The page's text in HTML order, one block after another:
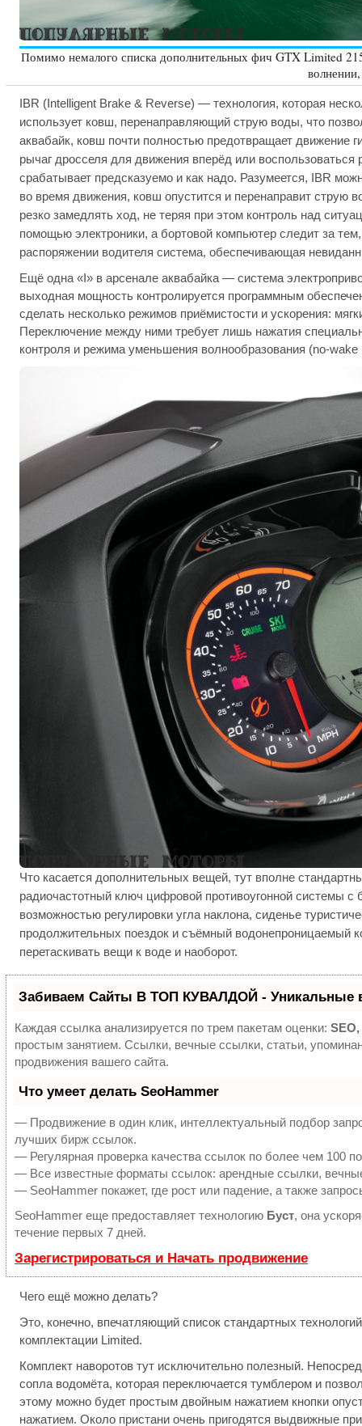
Помимо немалого списка дополнительных фич GTX Limited
IBR (Intelligent Brake & Reverse) — технология, которая
использует ковш, перенаправляющий струю воды, что
аквабайк, ковш почти полностью предотвращает движение
рычаг дросселя для движения вперёд или
срабатывает предсказуемо и как надо. Разумеется, IBR
во время движения, ковш опустится и перенаправит струю
резко замедлять ход, не теряя при этом контроль над
помощью электроники, а бортовой компьютер следит за
распоряжении водителя система, обеспечивающая
Ещё одна «I» в арсенале аквабайка — система
выходная мощность контролируется программным
сделать несколько режимов приёмистости и ускорения:
Переключение между ними требует лишь нажатия
контроля и режима уменьшения волнообразования (no-
Что касается дополнительных вещей, тут вполне
радиочастотный ключ цифровой противоугонной системы
возможностью регулировки угла наклона, сиденье
продолжительных поездок и съёмный водонепроницаемый
перетаскивать вещи к воде и наоборот.
Забиваем Сайты В ТОП КУВАЛДОЙ - Уникальные
Каждая ссылка анализируется по трем пакетам оценки:
простым занятием. Ссылки, вечные ссылки, статьи,
продвижения вашего сайта.
Что умеет делать SeoHammer
— Продвижение в один клик, интеллектуальный подбор
лучших бирж ссылок.
— Регулярная проверка качества ссылок по более чем 100
— Все известные форматы ссылок: арендные ссылки,
— SeoHammer покажет, где рост или падение, а также
SeoHammer еще предоставляет технологию Буст, она
течение первых 7 дней.
Зарегистрироваться и Начать продвижение
Чего ещё можно делать?
Это, конечно, впечатляющий список стандартных
комплектации Limited.
Комплект наворотов тут исключительно полезный.
сопла водомёта, которая переключается тумблером и
этому можно будет простым двойным нажатием кнопки
нажатием. Около пристани очень пригодятся выдвижные